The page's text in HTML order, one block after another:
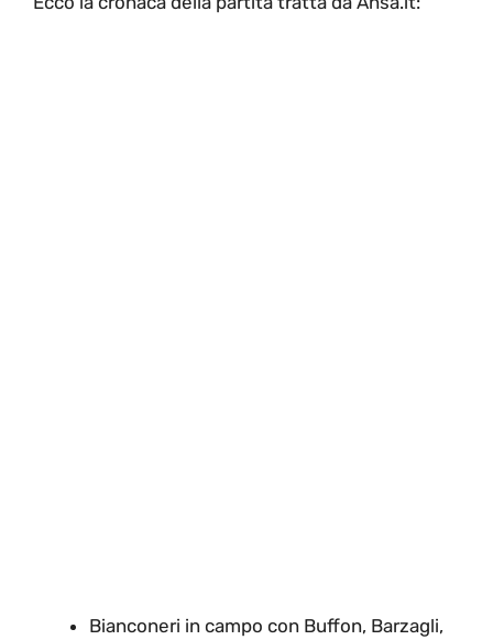
Bianconeri in campo con Buffon, Barzagli,